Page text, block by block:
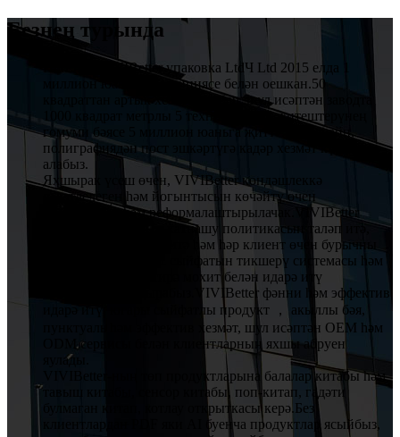
Безнең турында
HuiZhou VIVIBetter упаковка LtdЧ Ltd 2015 елда 1
миллион юань инвестициясе белән оешкан.50
квадраттан артык хезмәткәр бар, шул исәптән заводта
1000 квадрат метрлы 5 техник, еллык җитештерүнең
гомуми бәясе 5 миллион юаньга җитте.Без дизайн,
полиграфиядән пост эшкәртүгә кадәр хезмәт күрсәтә
алабыз.
Яхшырак үсеш өчен, VIVIBetter көндәшлеккә
сәләтлелеген һәм йогынтысын көчәйтү өчен
яңартылачак һәм реформалаштырылачак.VIVIBetter
бөтен персоналның катнашу политикасын таләп итә,
камилләшүне дәвам итә һәм һәр клиент өчен бурычны
саклый.Без ISO9001 сыйфатын тикшерү системасы һәм
ISO14001 әйләнә-тирә мохит белән идарә итү
системасын булдырабыз.VIVIBetter фәнни һәм эффектив
идарә итү, югары сыйфатлы продукт ， акыллы бәя,
пунктуаль һәм эффектив хезмәт, шул исәптән OEM һәм
ODM сервисы белән клиентларның яхшы абруен
яулады.
VIVIBetter-ның төп продуктларына балалар китабы һәм
тавыш китабы, сенсор китабы, поп-китап, гадәти
булмаган китап, котлау открыткасы керә.Без
клиентлардан PDF яки AI буенча продуктлар ясыйбыз,